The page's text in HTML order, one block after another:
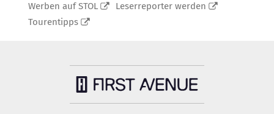
Werben auf STOL
Leserreporter werden
Tourentipps